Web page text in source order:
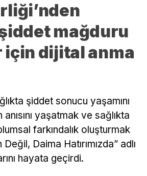
mağduru
için dijital anma
şiddet sonucu yaşamını
yaşatmak ve sağlıkta
farkındalık oluşturmak
Daima Hatırımızda” adlı
hayata geçirdi.